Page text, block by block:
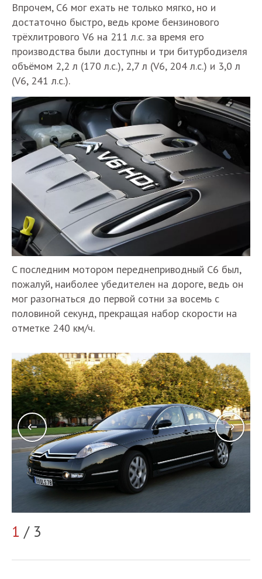
Впрочем, С6 мог ехать не только мягко, но и
достаточно быстро, ведь кроме бензинового
трёхлитрового V6 на 211 л.с. за время его
производства были доступны и три битурбодизеля
объёмом 2,2 л (170 л.с.), 2,7 л (V6, 204 л.с.) и 3,0 л
(V6, 241 л.с.).
C последним мотором переднеприводный С6 был,
пожалуй, наиболее убедителен на дороге, ведь он
мог разогнаться до первой сотни за восемь с
половиной секунд, прекращая набор скорости на
отметке 240 км/ч.
1 / 3